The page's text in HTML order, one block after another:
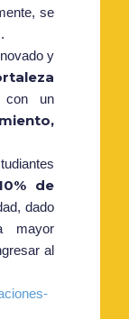
se
y
un
de
dado
mayor
al